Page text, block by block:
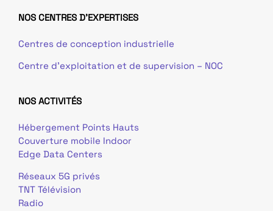
NOS CENTRES D'EXPERTISES
Centres de conception industrielle
Centre d’exploitation et de supervision – NOC
NOS ACTIVITÉS
Hébergement Points Hauts
Couverture mobile Indoor
Edge Data Centers
Réseaux 5G privés
TNT Télévision
Radio